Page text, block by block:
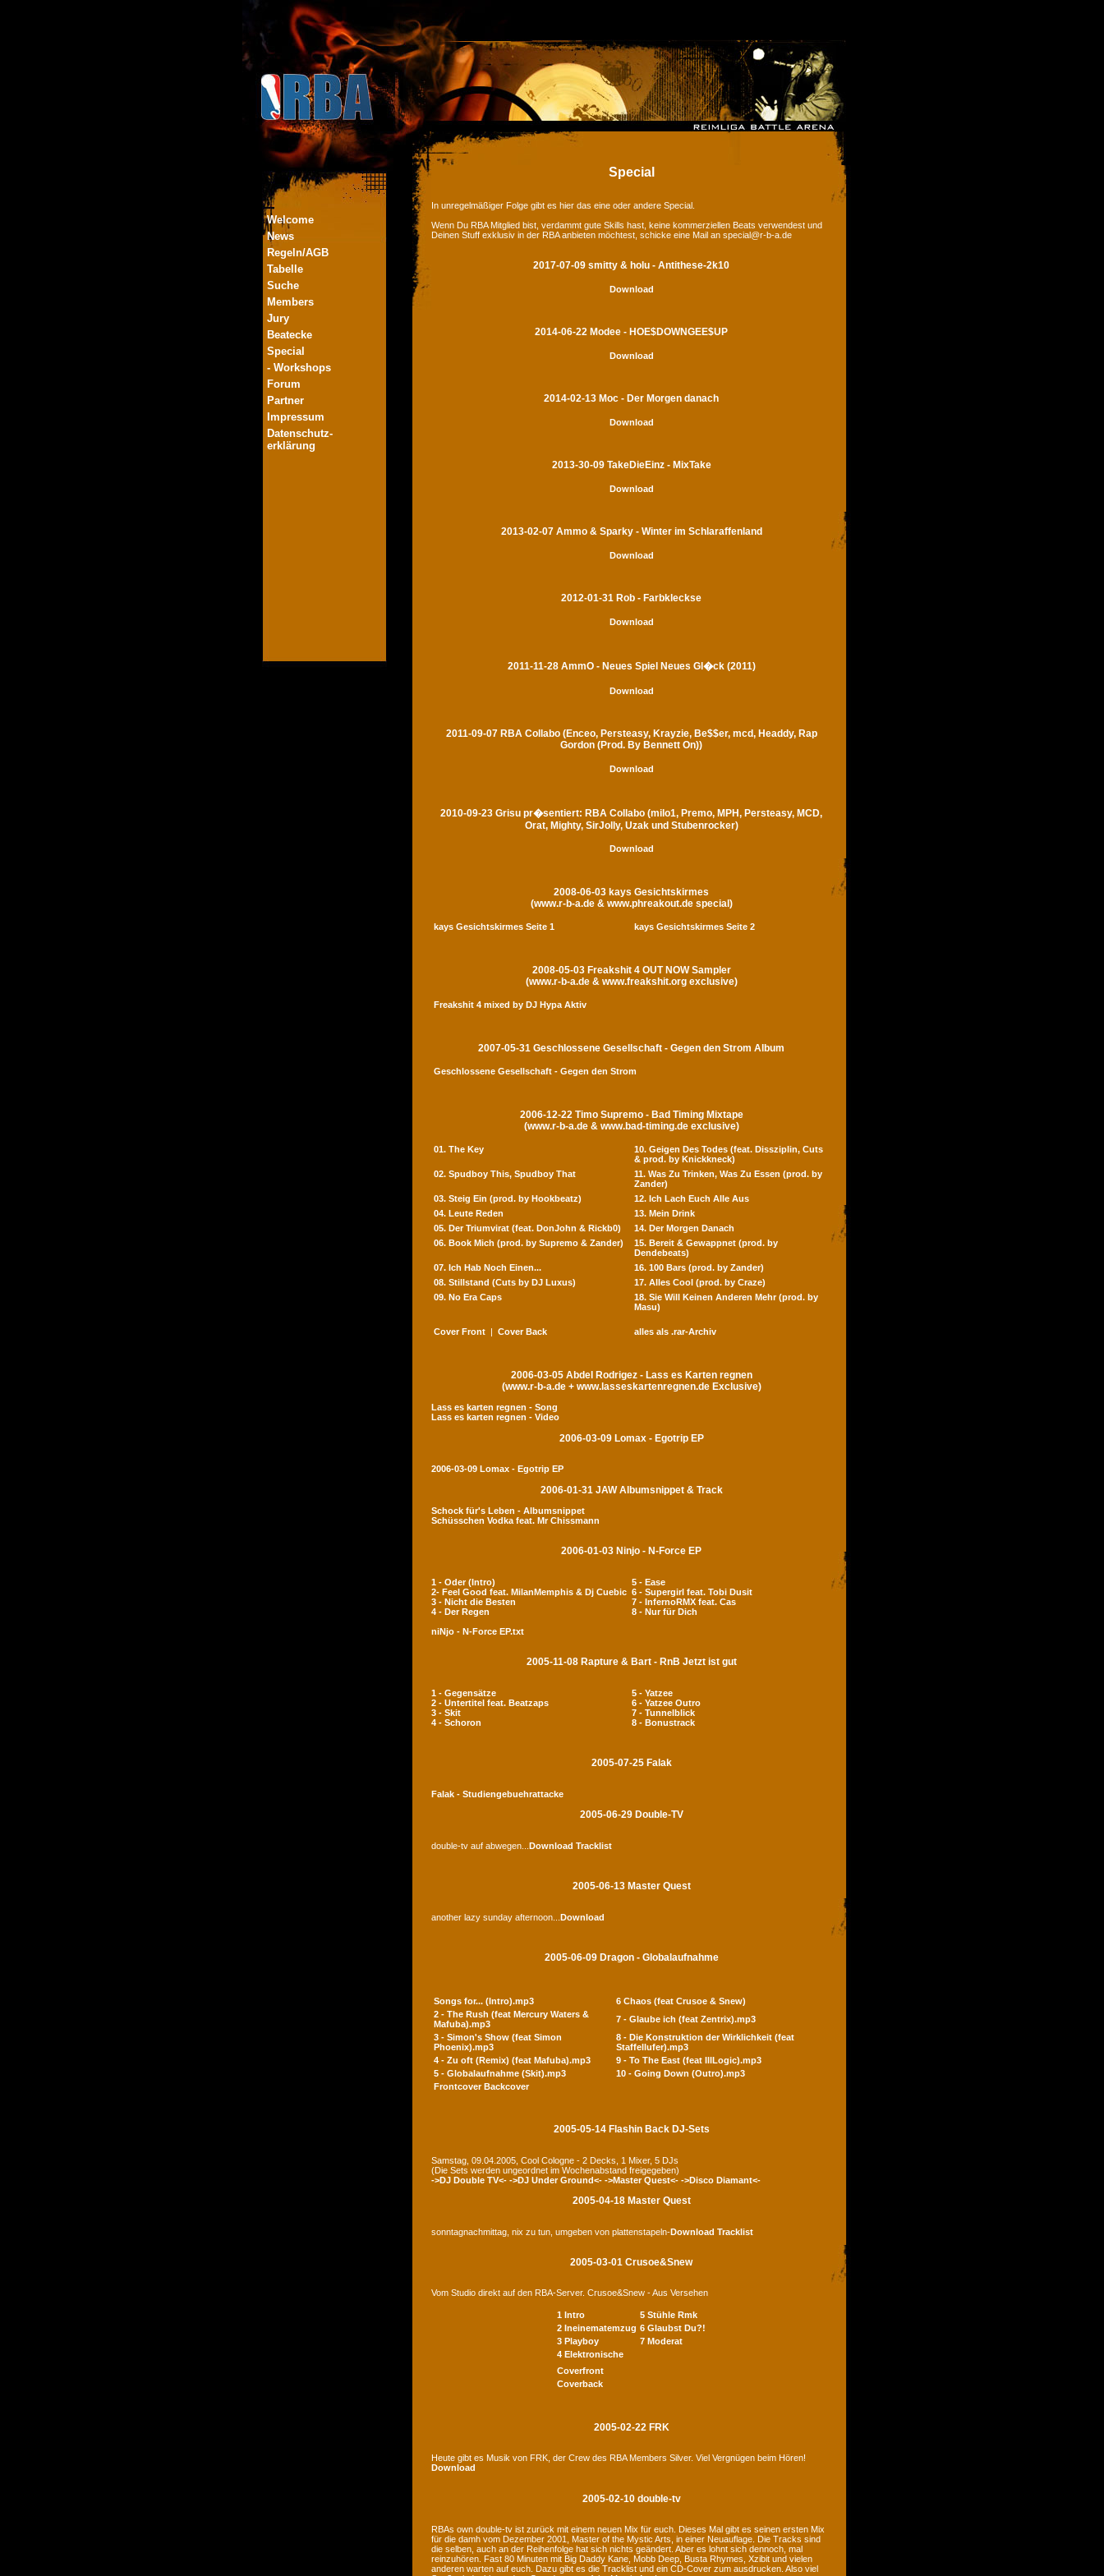
Welcome
News
Regeln/AGB
Tabelle
Suche
Members
Jury
Beatecke
Special
- Workshops
Forum
Partner
Impressum
Datenschutz-
erklärung
Special
In unregelmäßiger Folge gibt es hier das eine oder andere Special.
Wenn Du RBA Mitglied bist, verdammt gute Skills hast, keine kommerziellen Beats verwendest und
Deinen Stuff exklusiv in der RBA anbieten möchtest, schicke eine Mail an special@r-b-a.de
2017-07-09 smitty & holu - Antithese-2k10
Download
2014-06-22 Modee - HOE$DOWNGEE$UP
Download
2014-02-13 Moc - Der Morgen danach
Download
2013-30-09 TakeDieEinz - MixTake
Download
2013-02-07 Ammo & Sparky - Winter im Schlaraffenland
Download
2012-01-31 Rob - Farbkleckse
Download
2011-11-28 AmmO - Neues Spiel Neues Gl�ck (2011)
Download
2011-09-07 RBA Collabo (Enceo, Persteasy, Krayzie, Be$$er, mcd, Headdy, Rap
Gordon (Prod. By Bennett On))
Download
2010-09-23 Grisu pr�sentiert: RBA Collabo (milo1, Premo, MPH, Persteasy, MCD,
Orat, Mighty, SirJolly, Uzak und Stubenrocker)
Download
2008-06-03 kays Gesichtskirmes
(www.r-b-a.de & www.phreakout.de special)
kays Gesichtskirmes Seite 1 kays Gesichtskirmes Seite 2
2008-05-03 Freakshit 4 OUT NOW Sampler
(www.r-b-a.de & www.freakshit.org exclusive)
Freakshit 4 mixed by DJ Hypa Aktiv
2007-05-31 Geschlossene Gesellschaft - Gegen den Strom Album
Geschlossene Gesellschaft - Gegen den Strom
2006-12-22 Timo Supremo - Bad Timing Mixtape
(www.r-b-a.de & www.bad-timing.de exclusive)
01. The Key
10. Geigen Des Todes (feat. Dissziplin, Cuts
& prod. by Knickkneck)
02. Spudboy This, Spudboy That
11. Was Zu Trinken, Was Zu Essen (prod. by
Zander)
03. Steig Ein (prod. by Hookbeatz)
12. Ich Lach Euch Alle Aus
04. Leute Reden
13. Mein Drink
05. Der Triumvirat (feat. DonJohn & Rickb0)
14. Der Morgen Danach
06. Book Mich (prod. by Supremo & Zander)
15. Bereit & Gewappnet (prod. by
Dendebeats)
07. Ich Hab Noch Einen...
16. 100 Bars (prod. by Zander)
08. Stillstand (Cuts by DJ Luxus)
17. Alles Cool (prod. by Craze)
09. No Era Caps
18. Sie Will Keinen Anderen Mehr (prod. by
Masu)
Cover Front | Cover Back alles als .rar-Archiv
2006-03-05 Abdel Rodrigez - Lass es Karten regnen
(www.r-b-a.de + www.lasseskartenregnen.de Exclusive)
Lass es karten regnen - Song
Lass es karten regnen - Video
2006-03-09 Lomax - Egotrip EP
2006-03-09 Lomax - Egotrip EP
2006-01-31 JAW Albumsnippet & Track
Schock für's Leben - Albumsnippet
Schüsschen Vodka feat. Mr Chissmann
2006-01-03 Ninjo - N-Force EP
1 - Oder (Intro)
5 - Ease
2- Feel Good feat. MilanMemphis & Dj Cuebic 6 - Supergirl feat. Tobi Dusit
3 - Nicht die Besten
7 - InfernoRMX feat. Cas
4 - Der Regen
8 - Nur für Dich
niNjo - N-Force EP.txt
2005-11-08 Rapture & Bart - RnB Jetzt ist gut
1 - Gegensätze
5 - Yatzee
2 - Untertitel feat. Beatzaps
6 - Yatzee Outro
3 - Skit
7 - Tunnelblick
4 - Schoron
8 - Bonustrack
2005-07-25 Falak
Falak - Studiengebuehrattacke
2005-06-29 Double-TV
double-tv auf abwegen... Download Tracklist
2005-06-13 Master Quest
another lazy sunday afternoon... Download
2005-06-09 Dragon - Globalaufnahme
Songs for... (Intro).mp3
6 Chaos (feat Crusoe & Snew)
2 - The Rush (feat Mercury Waters &
Mafuba).mp3
7 - Glaube ich (feat Zentrix).mp3
3 - Simon's Show (feat Simon
Phoenix).mp3
8 - Die Konstruktion der Wirklichkeit (feat
Staffellufer).mp3
4 - Zu oft (Remix) (feat Mafuba).mp3
9 - To The East (feat IllLogic).mp3
5 - Globalaufnahme (Skit).mp3
10 - Going Down (Outro).mp3
Frontcover Backcover
2005-05-14 Flashin Back DJ-Sets
Samstag, 09.04.2005, Cool Cologne - 2 Decks, 1 Mixer, 5 DJs
(Die Sets werden ungeordnet im Wochenabstand freigegeben)
->DJ Double TV<- ->DJ Under Ground<- ->Master Quest<- ->Disco Diamant<-
2005-04-18 Master Quest
sonntagnachmittag, nix zu tun, umgeben von plattenstapeln-Download Tracklist
2005-03-01 Crusoe&Snew
Vom Studio direkt auf den RBA-Server. Crusoe&Snew - Aus Versehen
1 Intro
5 Stühle Rmk
2 Ineinematemzug 6 Glaubst Du?!
3 Playboy
7 Moderat
4 Elektronische
Coverfront
Coverback
2005-02-22 FRK
Heute gibt es Musik von FRK, der Crew des RBA Members Silver. Viel Vergnügen beim Hören!
Download
2005-02-10 double-tv
RBAs own double-tv ist zurück mit einem neuen Mix für euch. Dieses Mal gibt es seinen ersten Mix
für die damh vom Dezember 2001, Master of the Mystic Arts, in einer Neuauflage. Die Tracks sind
die selben, auch an der Reihenfolge hat sich nichts geändert. Aber es lohnt sich dennoch, mal
reinzuhören. Fast 80 Minuten mit Big Daddy Kane, Mobb Deep, Busta Rhymes, Xzibit und vielen
anderen warten auf euch. Dazu gibt es die Tracklist und ein CD-Cover zum ausdrucken. Also viel